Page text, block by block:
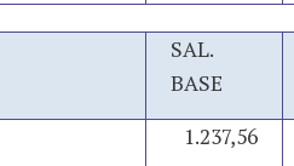
SAL.
BASE
1.237,56